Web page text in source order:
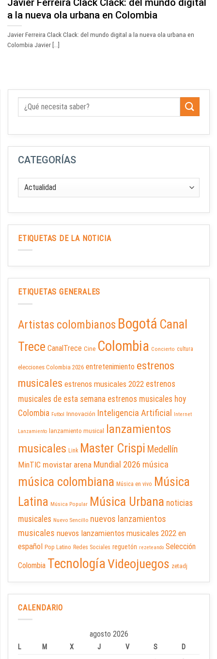
a la nueva ola urbana en Colombia
Javier Ferreira Clack Clack: del mundo digital a la nueva ola urbana en
Colombia Javier [...]
CATEGORÍAS
ETIQUETAS DE LA NOTICIA
ETIQUETAS GENERALES
Artistas colombianos Bogotá Canal
Trece CanalTrece Cine Colombia Concierto cultura
elecciones Colombia 2026 entretenimiento estrenos
musicales estrenos musicales 2022 estrenos
musicales de esta semana estrenos musicales hoy
Colombia Futbol Innovación Inteligencia Artificial Internet
Lanzamiento lanzamiento musical
lanzamientos
musicales Link Master Crispi Medellín
MinTIC movistar arena Mundial 2026 música
música colombiana Música en vivo Música
Latina Música Popular Música Urbana noticias
musicales Nuevo Sencillo nuevos lanzamientos
musicales nuevos lanzamientos musicales 2022 en
español Pop Latino Redes Sociales reguetón rezeteando Selección
Colombia TecnologíaVideojuegos zetadj
CALENDARIO
agosto 2026
L M X J V S
D